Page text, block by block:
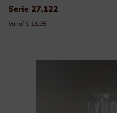
Serie 27.122
Vanaf € 18.95